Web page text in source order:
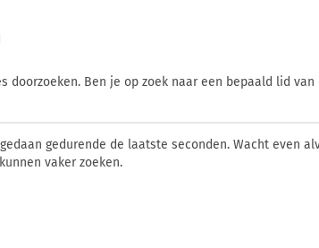
doorzoeken. Ben je op zoek naar een bepaald lid
gedurende de laatste seconden. Wacht even
vaker zoeken.